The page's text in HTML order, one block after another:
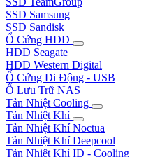
SSD Samsung
SSD Sandisk
Ổ Cứng HDD
HDD Seagate
HDD Western Digital
Ổ Cứng Di Động - USB
Ổ Lưu Trữ NAS
Tản Nhiệt Cooling
Tản Nhiệt Khí
Tản Nhiệt Khí Noctua
Tản Nhiệt Khí Deepcool
Tản Nhiệt Khí ID - Cooling